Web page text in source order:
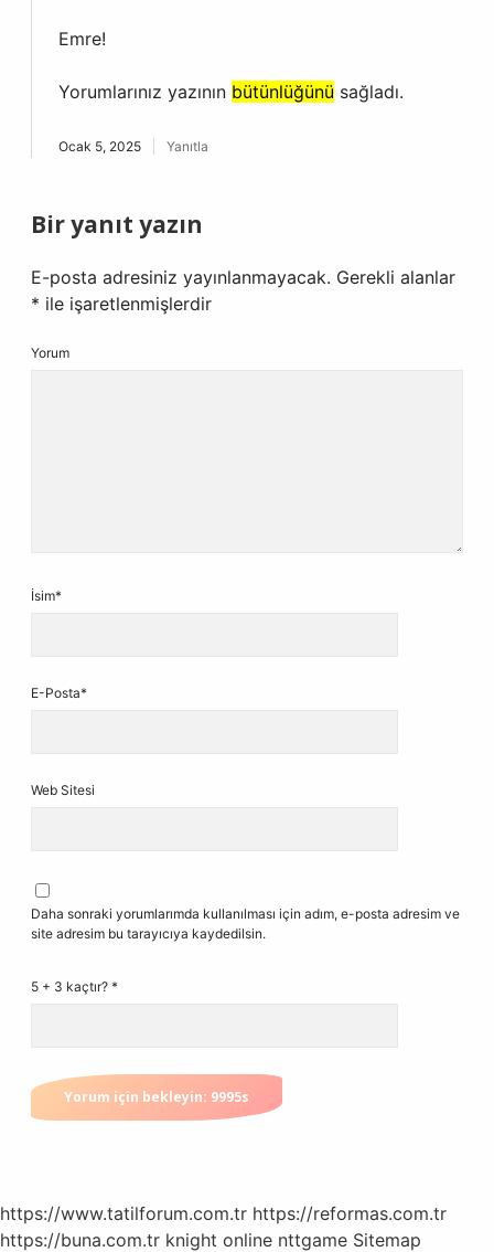
Emre!
Yorumlarınız yazının bütünlüğünü sağladı.
Ocak 5, 2025 Yanıtla
Bir yanıt yazın
E-posta adresiniz yayınlanmayacak. Gerekli alanlar
* ile işaretlenmişlerdir
Yorum
İsim*
E-Posta*
Web Sitesi
Daha sonraki yorumlarımda kullanılması için adım, e-posta adresim ve
site adresim bu tarayıcıya kaydedilsin.
5 + 3 kaçtır? *
https://www.tatilforum.com.tr https://reformas.com.tr
https://buna.com.tr knight online nttgame Sitemap